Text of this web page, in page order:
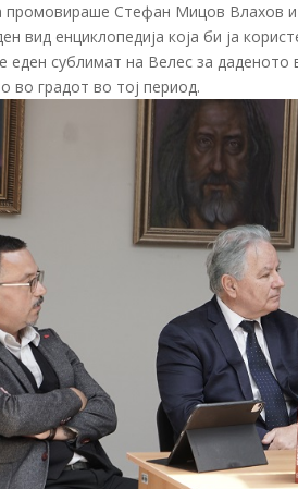
промовираше Стефан Мицов Влахов
вид енциклопедија која би ја
еден сублимат на Велес за
во градот во тој период.